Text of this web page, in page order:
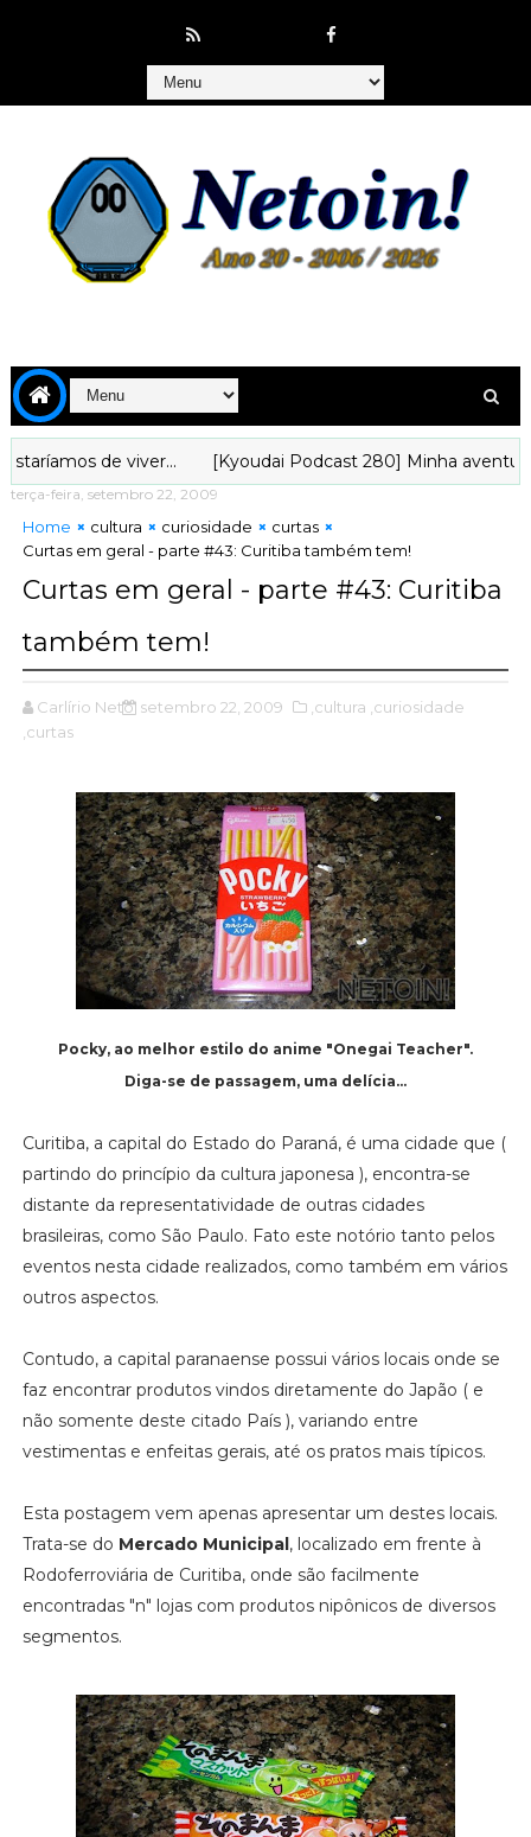
de viver... [Kyoudai Podcast 280] Minha aventura
terça-feira, setembro 22, 2009
Home cultura curiosidade
curtas
Curtas em geral - parte #43: Curitiba também tem!
Curtas em geral - parte #43: Curitiba
também tem!
Carlírio Neto setembro 22, 2009 ,cultura ,curiosidade
,curtas
Pocky, ao melhor estilo do anime "Onegai Teacher".
Diga-se de passagem, uma delícia...
Curitiba, a capital do Estado do Paraná, é uma cidade que (
partindo do princípio da cultura japonesa ), encontra-se
distante da representatividade de outras cidades
brasileiras, como São Paulo. Fato este notório tanto pelos
eventos nesta cidade realizados, como também em vários
outros aspectos.
Contudo, a capital paranaense possui vários locais onde se
faz encontrar produtos vindos diretamente do Japão ( e
não somente deste citado País ), variando entre
vestimentas e enfeitas gerais, até os pratos mais típicos.
Esta postagem vem apenas apresentar um destes locais.
Trata-se do Mercado Municipal, localizado em frente à
Rodoferroviária de Curitiba, onde são facilmente
encontradas "n" lojas com produtos nipônicos de diversos
segmentos.